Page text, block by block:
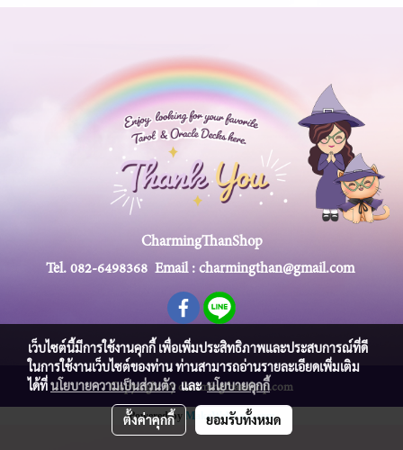
CharmingThanShop
Tel. 082-6498368Email : charmingthan@gmail.com
Copy right by charmingthanshop.com
Powered by MakeWebEasy.com
เว็บไซต์นี้มีการใช้งานคุกกี้ เพื่อเพิ่มประสิทธิภาพและประสบการณ์ที่ดี
ในการใช้งานเว็บไซต์ของท่าน ท่านสามารถอ่านรายละเอียดเพิ่มเติม
ได้ที่นโยบายความเป็นส่วนตัวและนโยบายคุกกี้
ตั้งค่าคุกกี้ ยอมรับทั้งหมด